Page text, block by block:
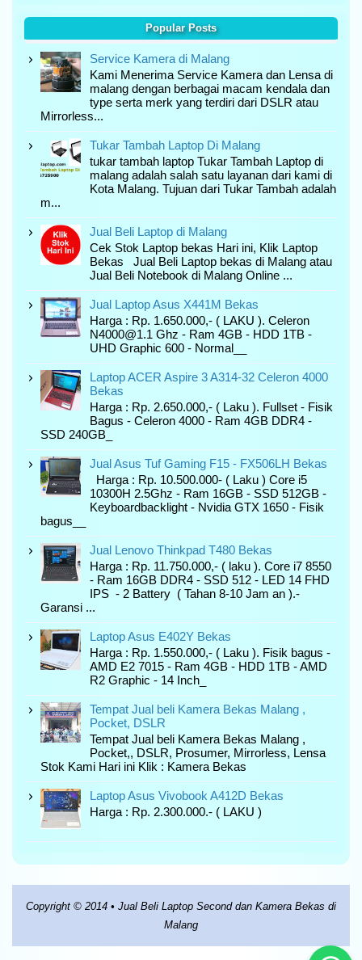
Popular Posts
Service Kamera di Malang
Kami Menerima Service Kamera dan Lensa di
malang dengan berbagai macam kendala dan
type serta merk yang terdiri dari DSLR atau
Mirrorless...
Tukar Tambah Laptop Di Malang
tukar tambah laptop Tukar Tambah Laptop di
malang adalah salah satu layanan dari kami di
Kota Malang. Tujuan dari Tukar Tambah adalah
m...
Jual Beli Laptop di Malang
Cek Stok Laptop bekas Hari ini, Klik Laptop
Bekas Jual Beli Laptop bekas di Malang atau
Jual Beli Notebook di Malang Online ...
Jual Laptop Asus X441M Bekas
Harga : Rp. 1.650.000,- ( LAKU ). Celeron
N4000@1.1 Ghz - Ram 4GB - HDD 1TB -
UHD Graphic 600 - Normal__
Laptop ACER Aspire 3 A314-32 Celeron 4000
Bekas
Harga : Rp. 2.650.000,- ( Laku ). Fullset - Fisik
Bagus - Celeron 4000 - Ram 4GB DDR4 -
SSD 240GB_
Jual Asus Tuf Gaming F15 - FX506LH Bekas
Harga : Rp. 10.500.000- ( Laku ) Core i5
10300H 2.5Ghz - Ram 16GB - SSD 512GB -
Keyboardbacklight - Nvidia GTX 1650 - Fisik
bagus__
Jual Lenovo Thinkpad T480 Bekas
Harga : Rp. 11.750.000,- ( laku ). Core i7 8550
- Ram 16GB DDR4 - SSD 512 - LED 14 FHD
IPS - 2 Battery ( Tahan 8-10 Jam an ).-
Garansi ...
Laptop Asus E402Y Bekas
Harga : Rp. 1.550.000,- ( Laku ). Fisik bagus -
AMD E2 7015 - Ram 4GB - HDD 1TB - AMD
R2 Graphic - 14 Inch_
Tempat Jual beli Kamera Bekas Malang ,
Pocket, DSLR
Tempat Jual beli Kamera Bekas Malang ,
Pocket,, DSLR, Prosumer, Mirrorless, Lensa
Stok Kami Hari ini Klik : Kamera Bekas
Laptop Asus Vivobook A412D Bekas
Harga : Rp. 2.300.000.- ( LAKU )
Copyright © 2014 • Jual Beli Laptop Second dan Kamera Bekas di
Malang